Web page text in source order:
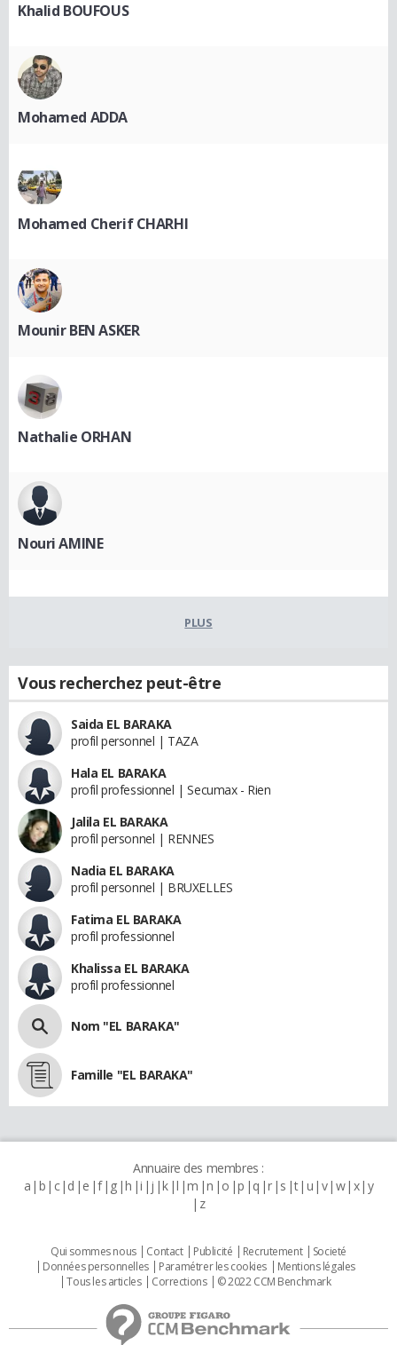
Khalid BOUFOUS
Mohamed ADDA
Mohamed Cherif CHARHI
Mounir BEN ASKER
Nathalie ORHAN
Nouri AMINE
PLUS
Vous recherchez peut-être
Saida EL BARAKA
profil personnel | TAZA
Hala EL BARAKA
profil professionnel | Secumax - Rien
Jalila EL BARAKA
profil personnel | RENNES
Nadia EL BARAKA
profil personnel | BRUXELLES
Fatima EL BARAKA
profil professionnel
Khalissa EL BARAKA
profil professionnel
Nom "EL BARAKA"
Famille "EL BARAKA"
Annuaire des membres :
a b c d e f g h i j k l m n o p q r s t u v w x y
z
Qui sommes nous Contact Publicité Recrutement
Societé
Données personnelles
Paramétrer les cookies
Mentions légales
Tous les articles
Corrections © 2022 CCM Benchmark